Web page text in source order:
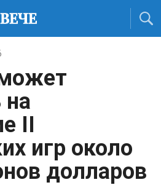
на
II
игр около
долларов